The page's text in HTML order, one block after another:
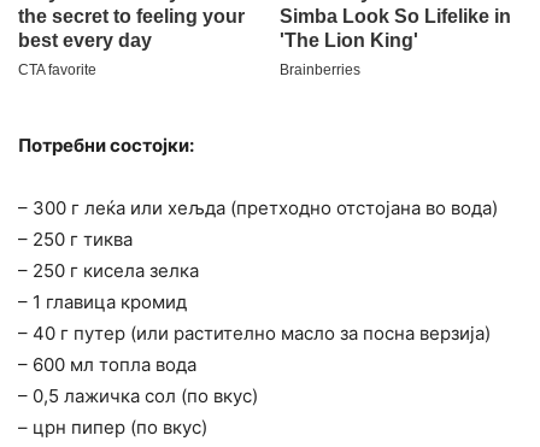
Потребни состојки:
– 300 г леќа или хељда (претходно отстојана во вода)
– 250 г тиква
– 250 г кисела зелка
– 1 главица кромид
– 40 г путер (или растително масло за посна верзија)
– 600 мл топла вода
– 0,5 лажичка сол (по вкус)
– црн пипер (по вкус)